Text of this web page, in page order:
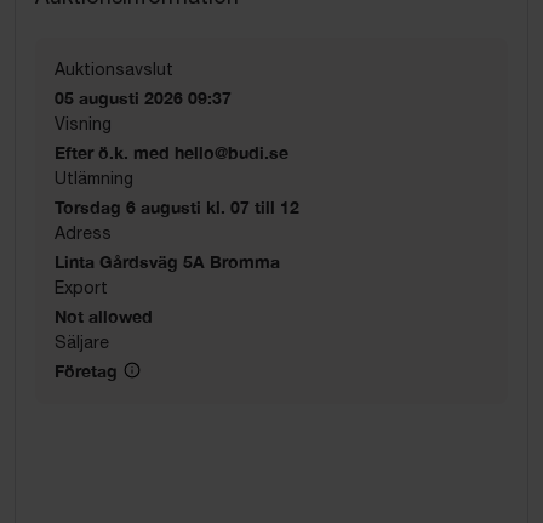
Auktionsavslut
05 augusti 2026 09:37
Visning
Efter ö.k. med hello@budi.se
Utlämning
Torsdag 6 augusti kl. 07 till 12
Adress
Linta Gårdsväg 5A Bromma
Export
Not allowed
Säljare
Företag